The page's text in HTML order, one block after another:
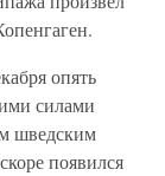
опять
силами
шведским
появился